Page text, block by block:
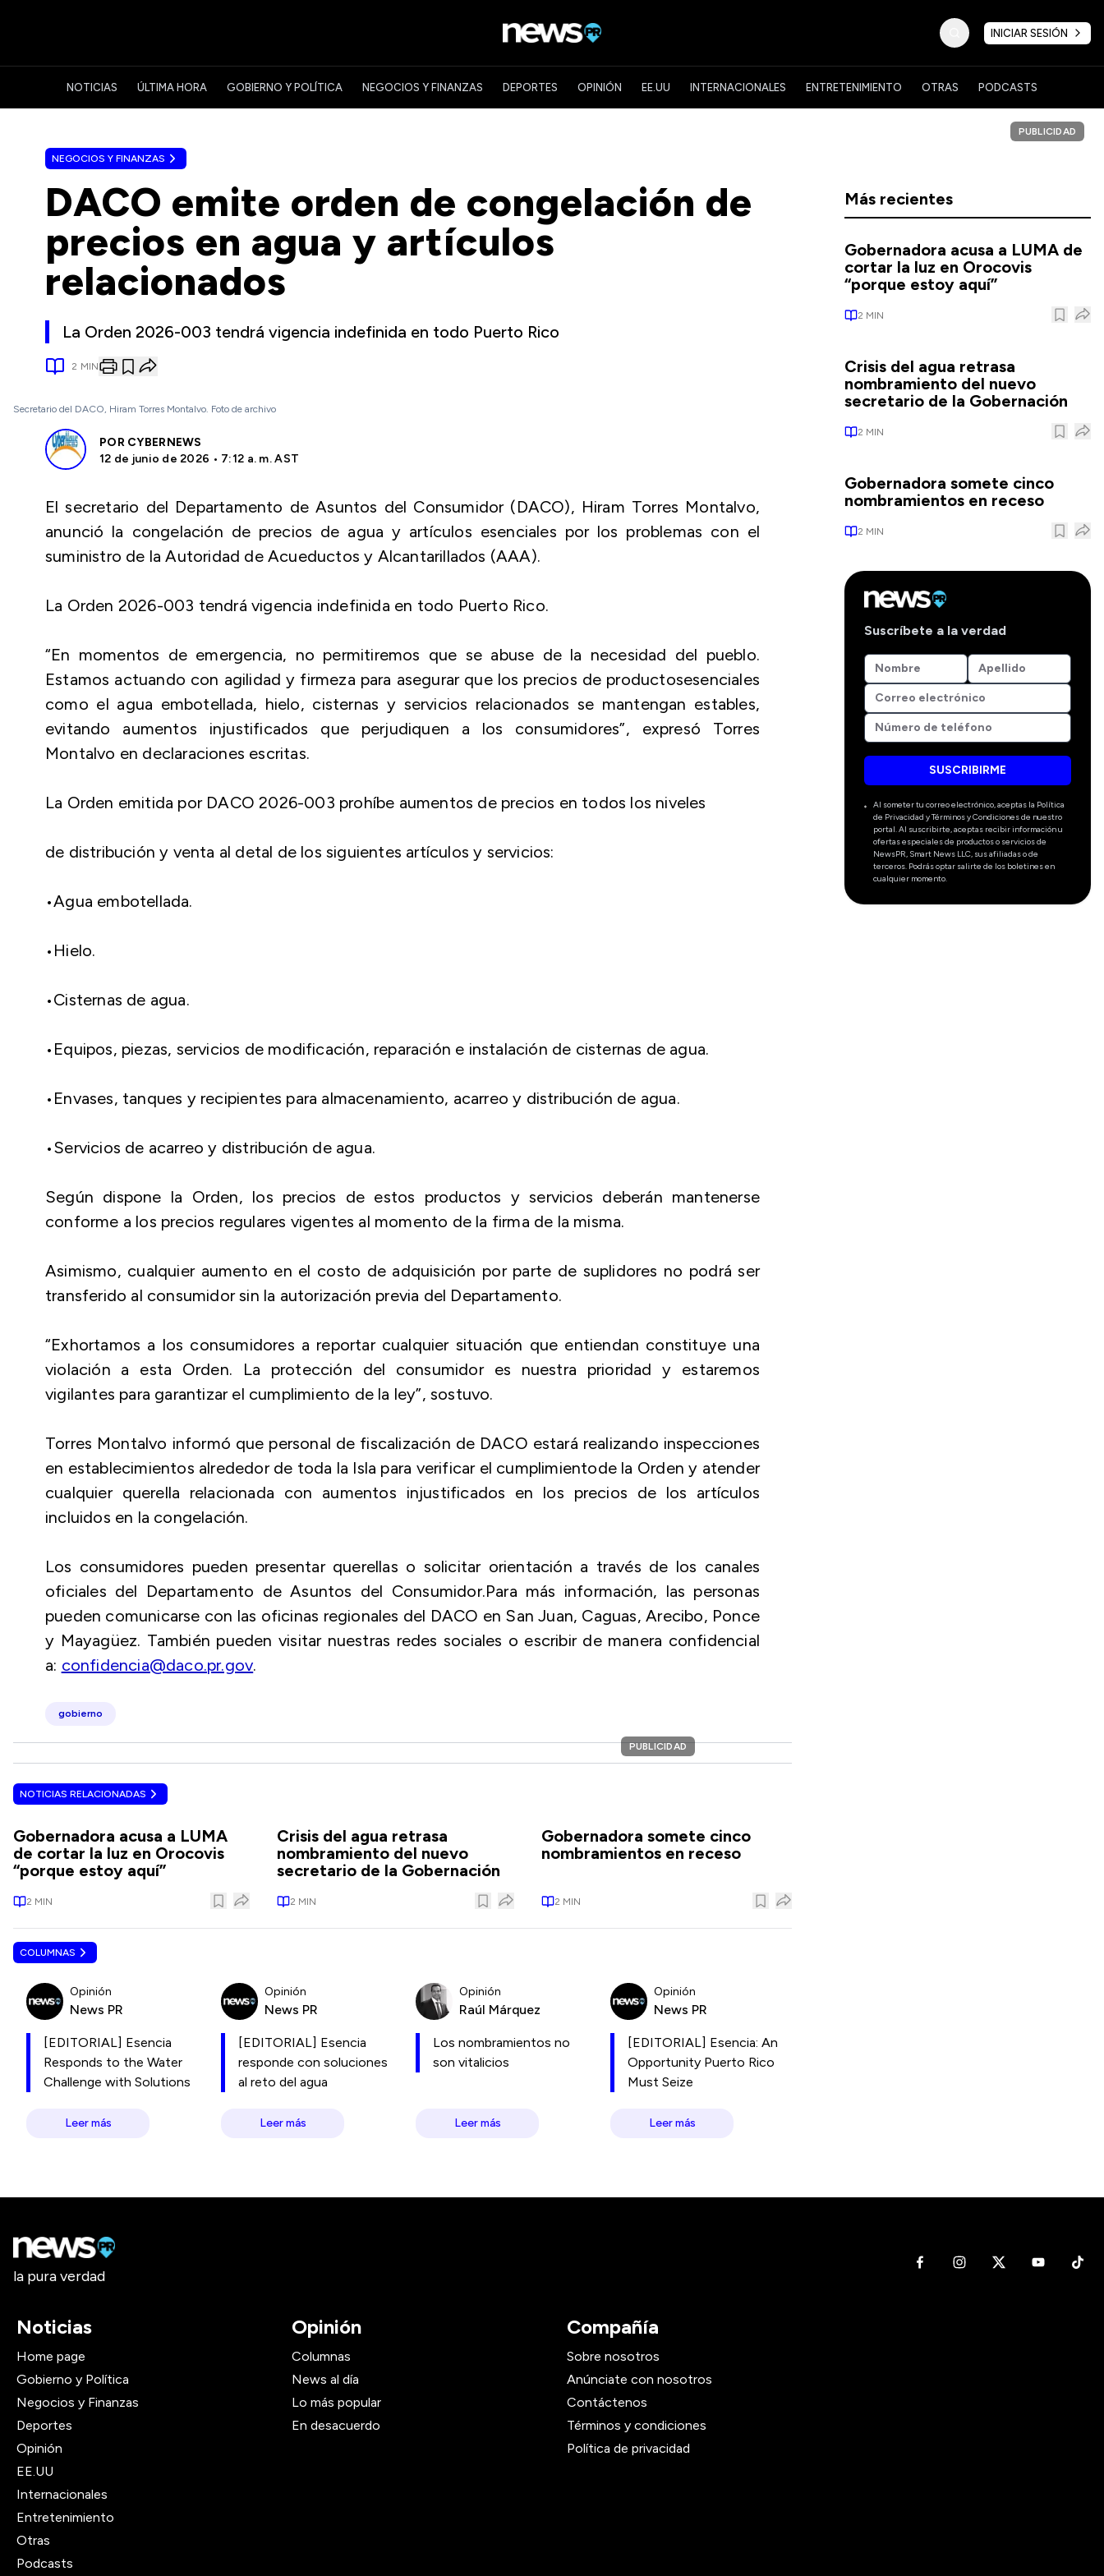
INICIAR SESIÓN
NOTICIAS ÚLTIMA HORA GOBIERNO Y POLÍTICA NEGOCIOS Y FINANZAS DEPORTES OPINIÓN EE.UU INTERNACIONALES ENTRETENIMIENTO OTRAS PODCASTS
NEGOCIOS Y FINANZAS
DACO emite orden de congelación de
precios en agua y artículos
relacionados
La Orden 2026-003 tendrá vigencia indefinida en todo Puerto Rico
2 MIN
Secretario del DACO, Hiram Torres Montalvo. Foto de archivo
POR CYBERNEWS
12 de junio de 2026 • 7:12 a. m. AST
El secretario del Departamento de Asuntos del Consumidor (DACO), Hiram Torres Montalvo,
anunció la congelación de precios de agua y artículos esenciales por los problemas con el
suministro de la Autoridad de Acueductos y Alcantarillados (AAA).
La Orden 2026-003 tendrá vigencia indefinida en todo Puerto Rico.
“En momentos de emergencia, no permitiremos que se abuse de la necesidad del pueblo.
Estamos actuando con agilidad y firmeza para asegurar que los precios de productosesenciales
como el agua embotellada, hielo, cisternas y servicios relacionados se mantengan estables,
evitando aumentos injustificados que perjudiquen a los consumidores”, expresó Torres
Montalvo en declaraciones escritas.
La Orden emitida por DACO 2026-003 prohíbe aumentos de precios en todos los niveles
de distribución y venta al detal de los siguientes artículos y servicios:
•Agua embotellada.
•Hielo.
•Cisternas de agua.
•Equipos, piezas, servicios de modificación, reparación e instalación de cisternas de agua.
•Envases, tanques y recipientes para almacenamiento, acarreo y distribución de agua.
•Servicios de acarreo y distribución de agua.
Según dispone la Orden, los precios de estos productos y servicios deberán mantenerse
conforme a los precios regulares vigentes al momento de la firma de la misma.
Asimismo, cualquier aumento en el costo de adquisición por parte de suplidores no podrá ser
transferido al consumidor sin la autorización previa del Departamento.
“Exhortamos a los consumidores a reportar cualquier situación que entiendan constituye una
violación a esta Orden. La protección del consumidor es nuestra prioridad y estaremos
vigilantes para garantizar el cumplimiento de la ley”, sostuvo.
Torres Montalvo informó que personal de fiscalización de DACO estará realizando inspecciones
en establecimientos alrededor de toda la Isla para verificar el cumplimientode la Orden y atender
cualquier querella relacionada con aumentos injustificados en los precios de los artículos
incluidos en la congelación.
Los consumidores pueden presentar querellas o solicitar orientación a través de los canales
oficiales del Departamento de Asuntos del Consumidor.Para más información, las personas
pueden comunicarse con las oficinas regionales del DACO en San Juan, Caguas, Arecibo, Ponce
y Mayagüez. También pueden visitar nuestras redes sociales o escribir de manera confidencial
a: confidencia@daco.pr.gov.
gobierno
PUBLICIDAD
NOTICIAS RELACIONADAS
Gobernadora acusa a LUMA
de cortar la luz en Orocovis
“porque estoy aquí”
2 MIN
Crisis del agua retrasa
nombramiento del nuevo
secretario de la Gobernación
2 MIN
Gobernadora somete cinco
nombramientos en receso
2 MIN
COLUMNAS
Opinión
News PR
[EDITORIAL] Esencia
Responds to the Water
Challenge with Solutions
Leer más
Opinión
News PR
[EDITORIAL] Esencia
responde con soluciones
al reto del agua
Leer más
Opinión
Raúl Márquez
Los nombramientos no
son vitalicios
Leer más
Opinión
News PR
[EDITORIAL] Esencia: An
Opportunity Puerto Rico
Must Seize
Leer más
PUBLICIDAD
Más recientes
Gobernadora acusa a LUMA de
cortar la luz en Orocovis
“porque estoy aquí”
2 MIN
Crisis del agua retrasa
nombramiento del nuevo
secretario de la Gobernación
2 MIN
Gobernadora somete cinco
nombramientos en receso
2 MIN
Suscríbete a la verdad
SUSCRIBIRME
Al someter tu correo electrónico, aceptas la Política
de Privacidad y Términos y Condiciones de nuestro
portal. Al suscribirte, aceptas recibir información u
ofertas especiales de productos o servicios de
NewsPR, Smart News LLC, sus afiliadas o de
terceros. Podrás optar salirte de los boletines en
cualquier momento.
la pura verdad
Noticias
Home page
Gobierno y Política
Negocios y Finanzas
Deportes
Opinión
EE.UU
Internacionales
Entretenimiento
Otras
Podcasts
Opinión
Columnas
News al día
Lo más popular
En desacuerdo
Compañía
Sobre nosotros
Anúnciate con nosotros
Contáctenos
Términos y condiciones
Política de privacidad